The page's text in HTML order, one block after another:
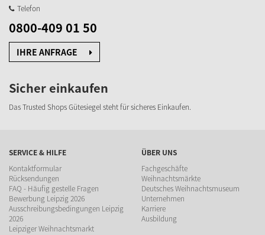
Telefon
0800-409 01 50
IHRE ANFRAGE
Sicher einkaufen
Das Trusted Shops Gütesiegel steht für sicheres Einkaufen.
SERVICE & HILFE
Kontaktformular
Rücksendungen
FAQ - Häufig gestelle Fragen
Bewerbung Leipzig 2026
Ausschreibungsbedingungen Leipzig
2026
Leipziger Weihnachtsmarkt
ÜBER UNS
Fachgeschäfte
Weihnachtsmärkte
Deutsches Weihnachtsmuseum
Unternehmen
Karriere
Ausbildung